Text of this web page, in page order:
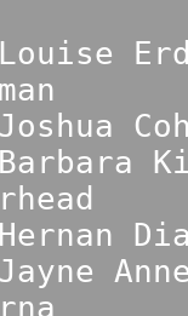
Louise
Joshua
Barbara
Hernan
Jayne